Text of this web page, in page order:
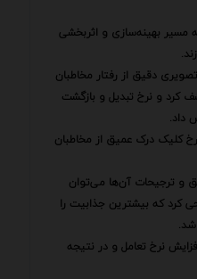
مسیر بهینه‌سازی و اثربخشی
تصویری دقیق از رفتار مخاطبان
کرد و نرخ تبدیل و بازگشت
داد.
کلیک درک عمیق از مخاطبان
و ترجیحات آن‌ها می‌توان
کرد که بیشترین جذابیت را
نرخ تعامل و در نتیجه